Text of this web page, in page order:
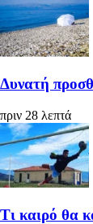
Δυνατή
πριν 28 λεπτά
Τι καιρό θα